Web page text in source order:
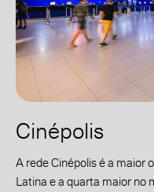
Cinépolis
A rede Cinépolis é a maior
Latina e a quarta maior no